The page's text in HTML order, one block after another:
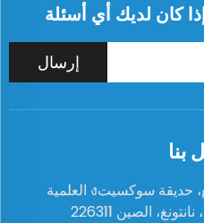
كان لديك أي أسئلة
إرسال
بنا
Add: #19 طريق زهوسونغ، حديقة سوكسيتง العلمية
الصين 226311